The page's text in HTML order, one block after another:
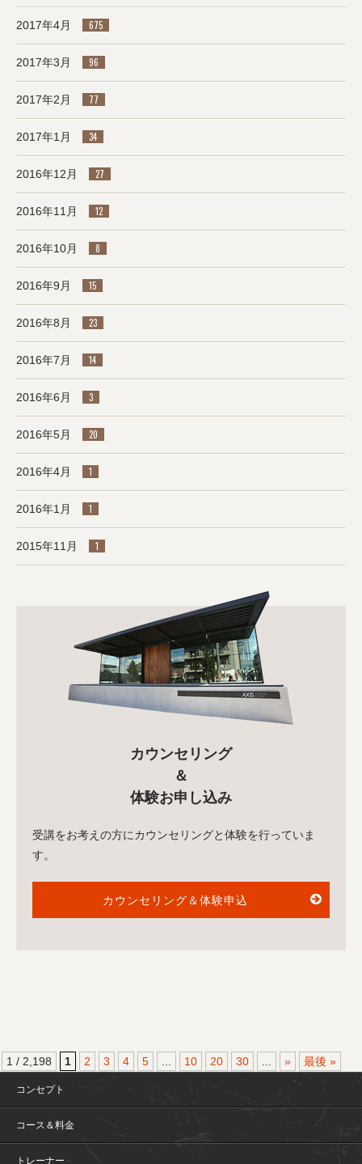
2017年4月 675
2017年3月 96
2017年2月 77
2017年1月 34
2016年12月 27
2016年11月 12
2016年10月 8
2016年9月 15
2016年8月 23
2016年7月 14
2016年6月 3
2016年5月 20
2016年4月 1
2016年1月 1
2015年11月 1
カウンセリング
＆
体験お申し込み
受講をお考えの方にカウンセリングと体験を行っていま
す。
カウンセリング＆体験申込
1 / 2,198 1 2 3 4 5 10 20 30 » 最後 »
コンセプト
コース＆料金
トレーナー